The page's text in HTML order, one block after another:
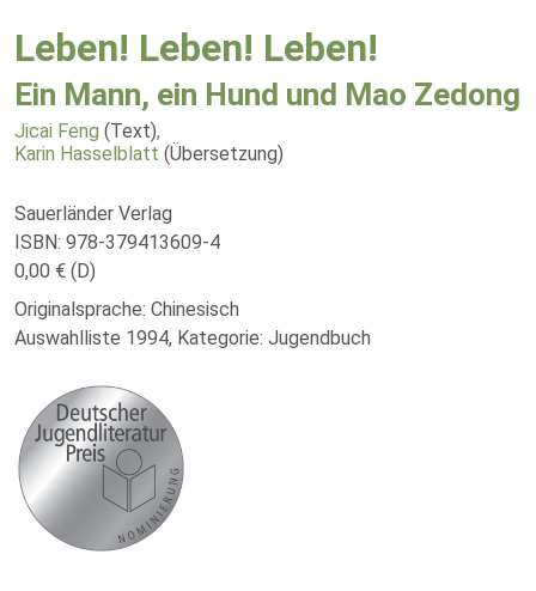
Leben! Leben! Leben!
Ein Mann, ein Hund und Mao Zedong
Jicai Feng (Text),
Karin Hasselblatt (Übersetzung)
Sauerländer Verlag
ISBN: 978-379413609-4
0,00 € (D)
Originalsprache: Chinesisch
Auswahlliste 1994, Kategorie: Jugendbuch